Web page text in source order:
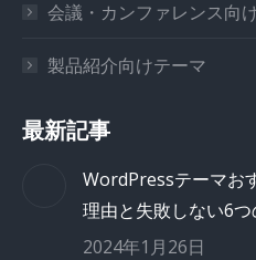
会議・カンファレンス向
製品紹介向けテーマ
最新記事
WordPressテーマお
理由と失敗しない6
2024年1月26日